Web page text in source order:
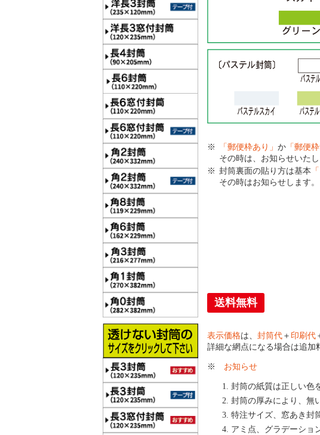
「郵便枠あり」 か 「郵便
その時は、お知らせいたし
封筒裏面の貼り方は基本
その時はお知らせします。
送料無料
表示価格は、 封筒代 ＋ 印刷代
詳細な網点になる場合は追加
※ お知らせ
封筒の紙質は正しい色
封筒の厚みにより、無
特注サイズ、窓あき封
アミ点、グラデーショ